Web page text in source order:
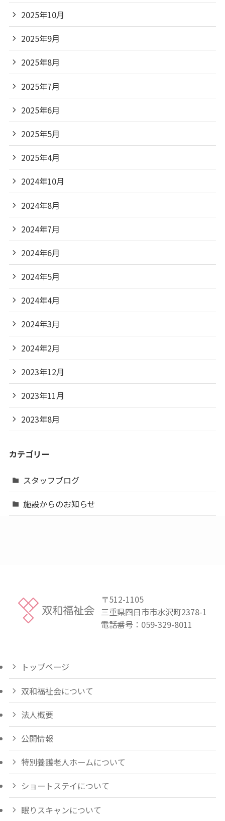
2025年10月
2025年9月
2025年8月
2025年7月
2025年6月
2025年5月
2025年4月
2024年10月
2024年8月
2024年7月
2024年6月
2024年5月
2024年4月
2024年3月
2024年2月
2023年12月
2023年11月
2023年8月
カテゴリー
スタッフブログ
施設からのお知らせ
〒512-1105
三重県四日市市水沢町2378-1
電話番号： 059-329-8011
トップページ
双和福祉会について
法人概要
公開情報
特別養護老人ホームについて
ショートステイについて
眠りスキャンについて